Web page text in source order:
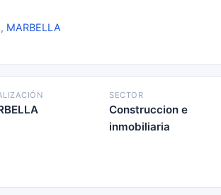
, MARBELLA
SECTOR
Construccion e
inmobiliaria